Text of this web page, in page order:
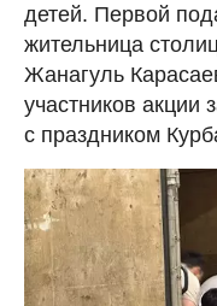
детей. Первой
жительница
Жанагуль
участников акции
с праздником